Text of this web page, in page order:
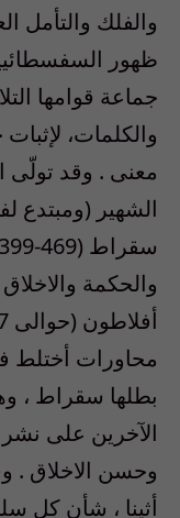
والفلك والتأمل
ظهور
جماعة قوامها
والكلمات،
معنى . وقد تولّى
الشهير (ومبتدع
والحكمة
محاورات أختلط
بطلها سقراط ،
الآخرين على
وحسن الاخلاق .
أثينا ، شأن كل